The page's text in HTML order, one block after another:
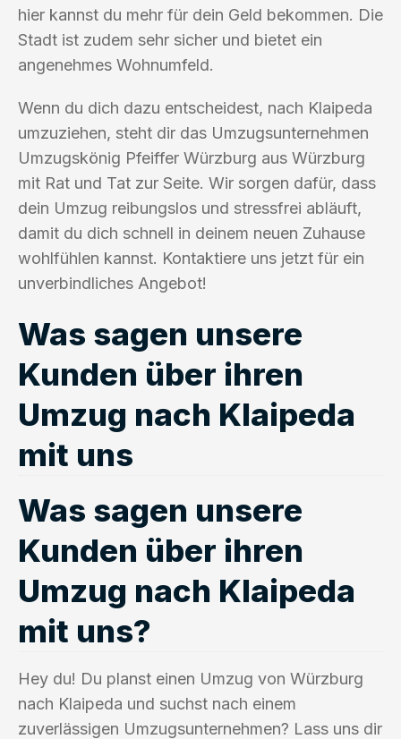
hier kannst du mehr für dein Geld bekommen. Die
Stadt ist zudem sehr sicher und bietet ein
angenehmes Wohnumfeld.
Wenn du dich dazu entscheidest, nach Klaipeda
umzuziehen, steht dir das Umzugsunternehmen
Umzugskönig Pfeiffer Würzburg aus Würzburg
mit Rat und Tat zur Seite. Wir sorgen dafür, dass
dein Umzug reibungslos und stressfrei abläuft,
damit du dich schnell in deinem neuen Zuhause
wohlfühlen kannst. Kontaktiere uns jetzt für ein
unverbindliches Angebot!
Was sagen unsere
Kunden über ihren
Umzug nach Klaipeda
mit uns
Was sagen unsere
Kunden über ihren
Umzug nach Klaipeda
mit uns?
Hey du! Du planst einen Umzug von Würzburg
nach Klaipeda und suchst nach einem
zuverlässigen Umzugsunternehmen? Lass uns dir